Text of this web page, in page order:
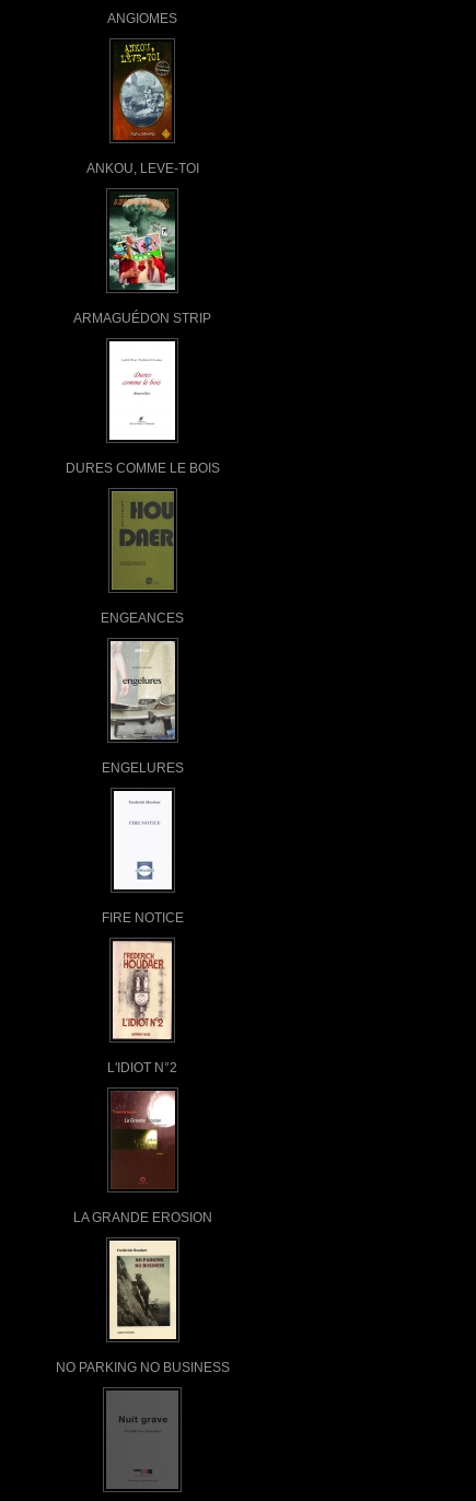
ANGIOMES
ANKOU, LEVE-TOI
ARMAGUÉDON STRIP
DURES COMME LE BOIS
ENGEANCES
ENGELURES
FIRE NOTICE
L'IDIOT N°2
LA GRANDE EROSION
NO PARKING NO BUSINESS